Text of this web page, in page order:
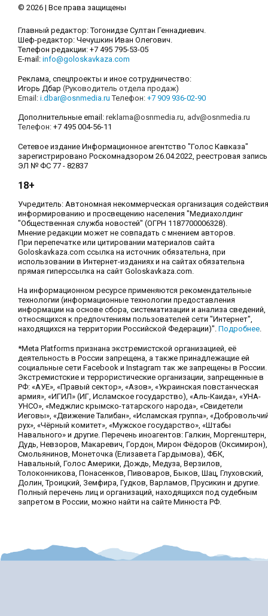
© 2026 | Все права защищены
Главный редактор: Тогонидзе Султан Геннадиевич.
Шеф-редактор: Чечушкин Иван Олегович.
Телефон редакции: +7 495 795-53-05
E-mail: info@goloskavkaza.com
Реклама, спецпроекты и иное сотрудничество:
Игорь Дбар (Руководитель отдела продаж)
Email: i.dbar@osnmedia.ru Телефон: +7 909 936-02-90
Дополнительные email: reklama@osnmedia.ru, adv@osnmedia.ru
Телефон: +7 495 004-56-11
Сетевое издание Информационное агентство "Голос Кавказа"
зарегистрировано Роскомнадзором 26.04.2022, реестровая запись
ЭЛ № ФС 77 - 82837
18+
Учредитель: Автономная некоммерческая организация содействия
информированию и просвещению населения "Медиахолдинг
"Общественная служба новостей" (ОГРН 1187700006328).
Мнение редакции может не совпадать с мнением авторов.
При перепечатке или цитировании материалов сайта
Goloskavkaza.com ссылка на источник обязательна, при
использовании в Интернет-изданиях и на сайтах обязательна
прямая гиперссылка на сайт Goloskavkaza.com.
На информационном ресурсе применяются рекомендательные
технологии (информационные технологии предоставления
информации на основе сбора, систематизации и анализа сведений,
относящихся к предпочтениям пользователей сети "Интернет",
находящихся на территории Российской Федерации)". Подробнее.
*Meta Platforms признана экстремистской организацией, её
деятельность в России запрещена, а также принадлежащие ей
социальные сети Facebook и Instagram так же запрещены в России.
Экстремистские и террористические организации, запрещенные в
РФ: «АУЕ», «Правый сектор», «Азов», «Украинская повстанческая
армия», «ИГИЛ» (ИГ, Исламское государство), «Аль-Каида», «УНА-
УНСО», «Меджлис крымско-татарского народа», «Свидетели
Иеговы», «Движение Талибан», «Исламская группа»,
рух», «Чёрный комитет», «Мужское государство», «Штабы
Навального» и другие. Перечень иноагентов: Галкин, Моргенштерн,
Дудь, Невзоров, Макаревич, Гордон, Мирон Фёдоров (Оксимирон),
Смольянинов, Монеточка (Елизавета Гардымова), ФБК,
Навальный, Голос Америки, Дождь, Медуза, Верзилов,
Толоконникова, Понасенков, Пивоваров, Быков, Шац, Глуховский,
Долин, Троицкий, Земфира, Гудков, Варламов, Прусикин и другие.
Полный перечень лиц и организаций, находящихся под судебным
запретом в России, можно найти на сайте Минюста РФ.